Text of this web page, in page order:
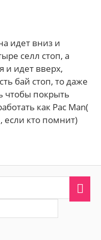
идет вниз и
селл стоп, а
и идет вверх,
бай стоп, то даже
чтобы покрыть
как Pac Man(
кто помнит)